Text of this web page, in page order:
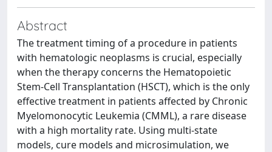
Abstract
The treatment timing of a procedure in patients
with hematologic neoplasms is crucial, especially
when the therapy concerns the Hematopoietic
Stem-Cell Transplantation (HSCT), which is the only
effective treatment in patients affected by Chronic
Myelomonocytic Leukemia (CMML), a rare disease
with a high mortality rate. Using multi-state
models, cure models and microsimulation, we